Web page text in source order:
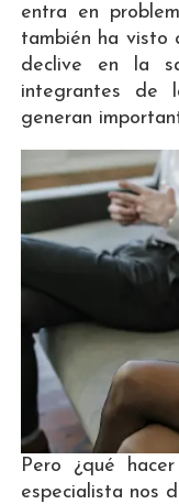
entra en
también ha visto
declive en la
integrantes de
generan
Pero ¿qué
especialista nos